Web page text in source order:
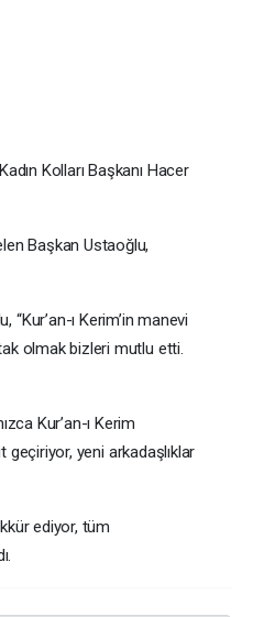
Kolları Başkanı Hacer
Başkan Ustaoğlu,
ı Kerim’in manevi
olmak bizleri mutlu etti.
Kur’an-ı Kerim
yeni arkadaşlıklar
ediyor, tüm